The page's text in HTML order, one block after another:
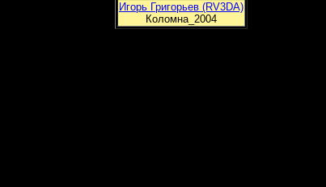
Игорь Григорьев (RV3DA)
Коломна_2004